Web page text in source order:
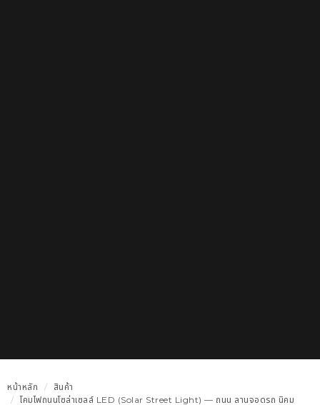
หน้าหลัก
สินค้า
โคมไฟถนนโซล่าเซลล์ LED (Solar Street Light) — ถนน ลานจอดรถ นิคม